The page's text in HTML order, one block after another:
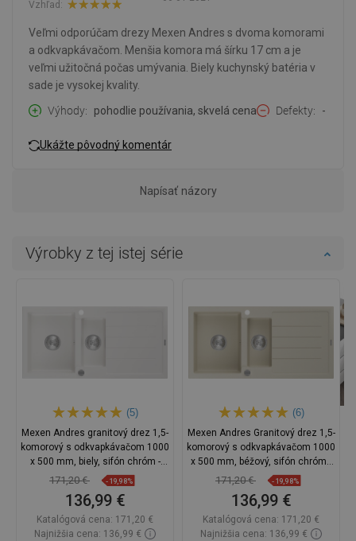
Vzhľad:
Veľmi odporúčam drezy Mexen Andres s dvoma komorami
a odkvapkávačom. Menšia komora má šírku 17 cm a je
veľmi užitočná počas umývania. Biely kuchynský batéria v
sade je vysokej kvality.
Výhody
pohodlie používania, skvelá cena Defekty -
Ukážte pôvodný komentár
Napísať názory
Výrobky z tej istej série
(5)
Mexen Andres granitový drez 1,5-
komorový s odkvapkávačom 1000
x 500 mm, biely, sifón chróm -
6515101510-20
171,20 € -19,98%
136,99 €
Katalógová cena: 171,20 €
Najnižšia cena: 136,99 €
(6)
Mexen Andres Granitový drez 1,5-
komorový s odkvapkávačom 1000
x 500 mm, béžový, sifón chróm -
6515101510-69
171,20 € -19,98%
136,99 €
Katalógová cena: 171,20 €
Najnižšia cena: 136,99 €